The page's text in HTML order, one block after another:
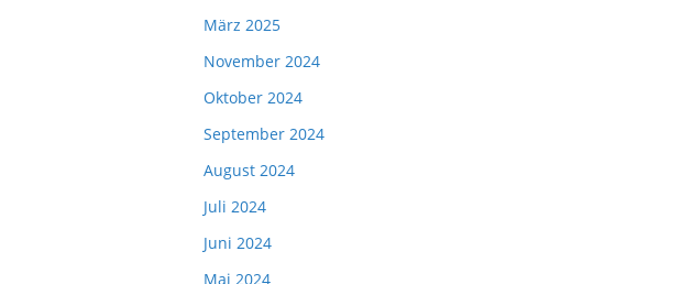
März 2025
November 2024
Oktober 2024
September 2024
August 2024
Juli 2024
Juni 2024
Mai 2024